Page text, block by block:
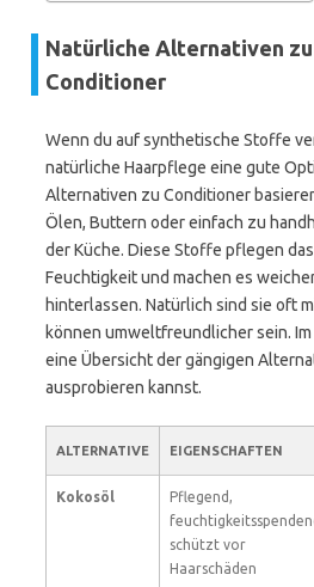
Natürliche Alternativen
Conditioner
Wenn du auf synthetische Stoffe
natürliche Haarpflege eine gute
Alternativen zu Conditioner
Ölen, Buttern oder einfach zu
der Küche. Diese Stoffe pflegen
Feuchtigkeit und machen es
hinterlassen. Natürlich sind sie oft
können umweltfreundlicher sein.
eine Übersicht der gängigen
ausprobieren kannst.
ALTERNATIVE EIGENSCHAFTEN
Kokosöl
Pflegend,
schützt vor
Haarschäden